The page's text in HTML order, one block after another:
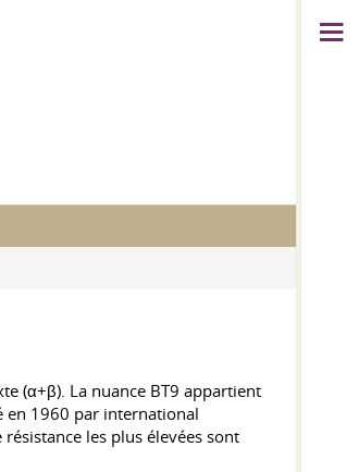
(α+β). La nuance BT9 appartient
en 1960 par international
les plus élevées sont